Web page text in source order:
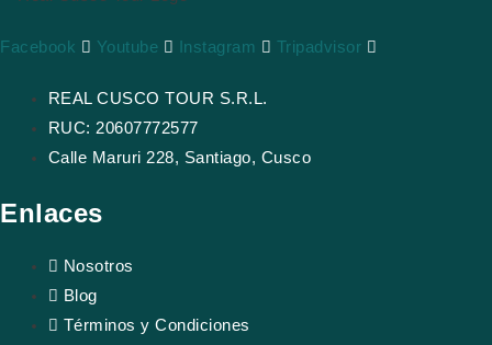
Facebook Youtube Instagram Tripadvisor
REAL CUSCO TOUR S.R.L.
RUC: 20607772577
Calle Maruri 228, Santiago, Cusco
Enlaces
Nosotros
Blog
Términos y Condiciones